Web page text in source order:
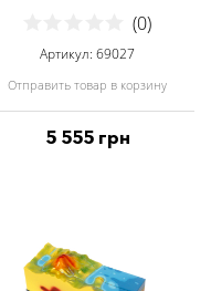
(0)
Артикул: 69027
Отправить товар в корзину
5 555 грн